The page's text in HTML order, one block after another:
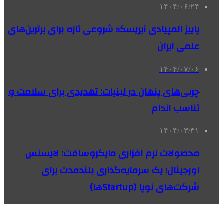
۱۴۰۴/۰۶/۲۴
پاییز المپیادی آیریسک؛ شروعی تازه برای برترین‌های
علمی ایران
۱۴۰۴/۰۷/۰۶
چربی‌های پنهان در لبنیات: تهدیدی برای سلامت و
تناسب اندام
۱۴۰۴/۰۳/۳۱
محصولات نرم افزاری مایکروسافت: لایسنس
اورجینال؛ یک سرمایه‌گذاری بلندمدت برای
شرکت‌های نوپا (Startupها)